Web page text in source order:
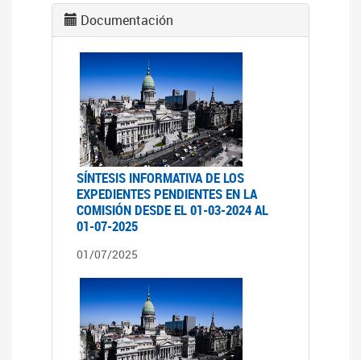
Documentación
SÍNTESIS INFORMATIVA DE LOS
EXPEDIENTES PENDIENTES EN LA
COMISIÓN DESDE EL 01-03-2024 AL
01-07-2025
01/07/2025